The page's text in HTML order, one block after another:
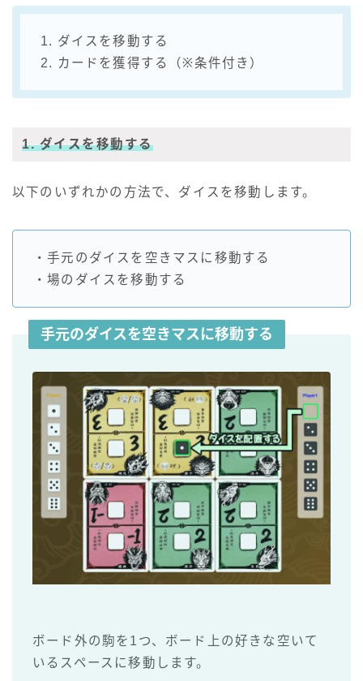
1. ダイスを移動する
2. カードを獲得する（※条件付き）
1. ダイスを移動する
以下のいずれかの方法で、ダイスを移動します。
・手元のダイスを空きマスに移動する
・場のダイスを移動する
手元のダイスを空きマスに移動する
ボード外の駒を1つ、ボード上の好きな空いて
いるスペースに移動します。